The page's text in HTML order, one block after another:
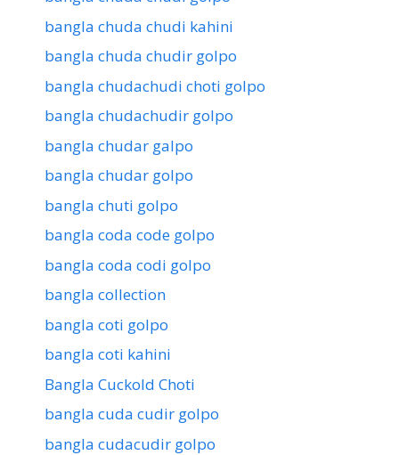
bangla chuda chudi kahini
bangla chuda chudir golpo
bangla chudachudi choti golpo
bangla chudachudir golpo
bangla chudar galpo
bangla chudar golpo
bangla chuti golpo
bangla coda code golpo
bangla coda codi golpo
bangla collection
bangla coti golpo
bangla coti kahini
Bangla Cuckold Choti
bangla cuda cudir golpo
bangla cudacudir golpo